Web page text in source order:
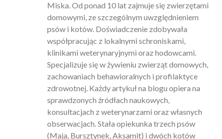
Miska. Od ponad 10 lat zajmuje się zwierzętami
domowymi, ze szczególnym uwzględnieniem
psów i kotów. Doświadczenie zdobywała
współpracując z lokalnymi schroniskami,
klinikami weterynaryjnymi oraz hodowcami.
Specjalizuje się w żywieniu zwierząt domowych,
zachowaniach behawioralnych i profilaktyce
zdrowotnej. Każdy artykuł na blogu opiera na
sprawdzonych źródłach naukowych,
konsultacjach z weterynarzami oraz własnych
obserwacjach. Stała opiekunka trzech psów
(Maja, Bursztynek, Aksamit) i dwóch kotów